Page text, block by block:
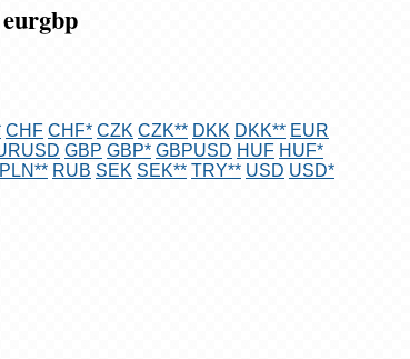
CHF CHF* CZK CZK** DKK DKK** EUR
GBP GBP* GBPUSD HUF HUF*
PLN** RUB SEK SEK** TRY** USD USD*